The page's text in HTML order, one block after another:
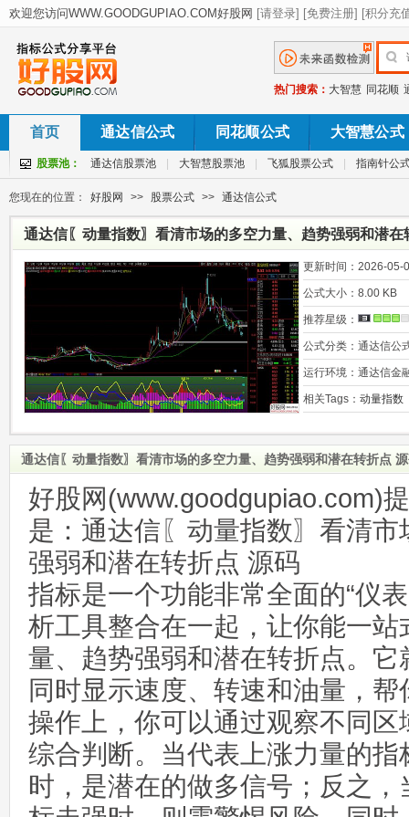
热门搜索： 大智慧 同花顺
首页 通达信公式 同花顺公式 大智慧公式
股票池： 通达信股票池 大智慧股票池 飞狐股票公式 指南针公
您现在的位置： 好股网 >> 股票公式 >> 通达信公式
通达信〖动量指数〗看清市场的多空力量、趋势强弱和潜在
更新时间： 2026-05-
公式大小： 8.00 KB
推荐星级：
公式分类： 通达信公
运行环境： 通达信金
相关Tags： 动量指数
通达信〖动量指数〗看清市场的多空力量、趋势强弱和潜在转折点
好股网(www.goodgupiao.com)
是：通达信〖动量指数〗看清
强弱和潜在转折点 源码
指标是一个功能非常全面的“仪
析工具整合在一起，让你能一
量、趋势强弱和潜在转折点。
同时显示速度、转速和油量，
操作上，你可以通过观察不同
综合判断。当代表上涨力量的
时，是潜在的做多信号；反之